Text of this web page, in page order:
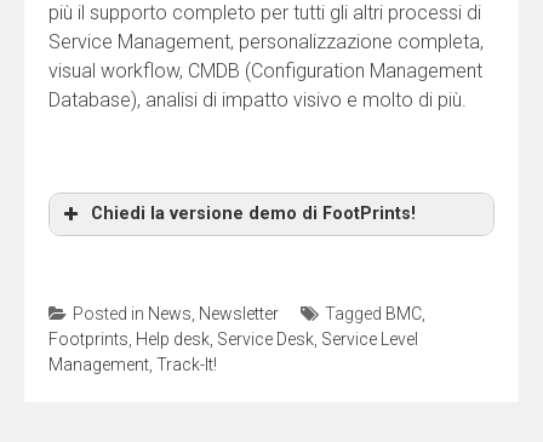
Deseleziona questa casella nel caso in cui
preferisci NON ricevere messaggi inerenti a nostri
verranno resi disponibili a terze parti.
più il supporto completo per tutti gli altri processi di
Service Management, personalizzazione completa,
visual workflow, CMDB (Configuration Management
Database), analisi di impatto visivo e molto di più.
Chiedi la versione demo di FootPrints!
Cognome (richiesto)
Posted in News, Newsletter Tagged BMC,
Footprints, Help desk, Service Desk, Service Level
Management, Track-It!